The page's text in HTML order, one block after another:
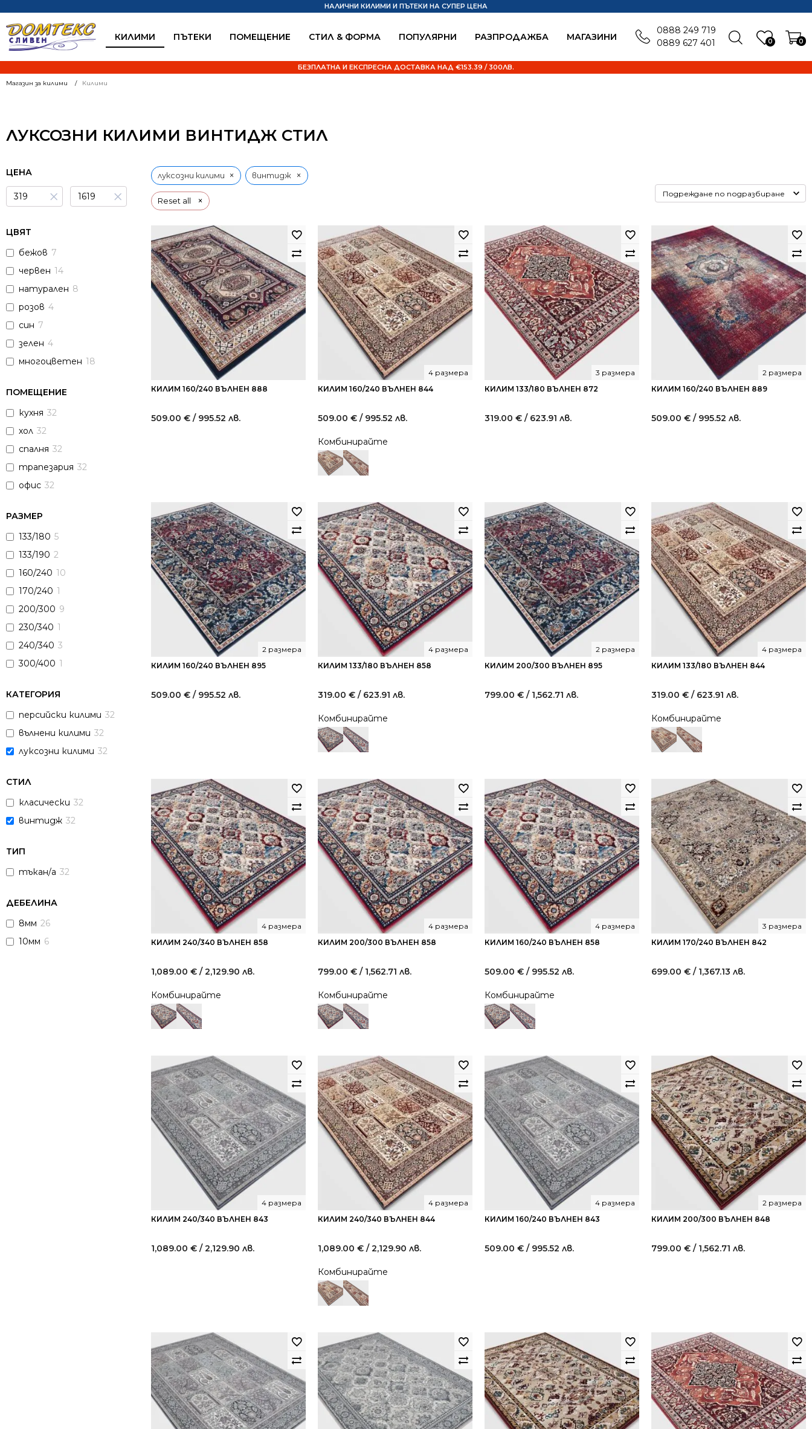
КИЛИМИ ПЪТЕКИ ПОМЕЩЕНИЕ СТИЛ & ФОРМА ПОПУЛЯРНИ РАЗПРОДАЖБА MАГАЗИНИ 0 0
НАЛИЧНИ КИЛИМИ И ПЪТЕКИ НА СУПЕР ЦЕНА
БЕЗПЛАТНА И ЕКСПРЕСНА ДОСТАВКА НАД €153.39 / 300ЛВ.
0888 249 719
0889 627 401
Магазин за килими Килими
ЛУКСОЗНИ КИЛИМИ ВИНТИДЖ СТИЛ
ЦЕНА
× ×
ЦВЯТ
бежов 7
червен 14
натурален 8
розов 4
син 7
зелен 4
многоцветен 18
ПОМЕЩЕНИЕ
кухня 32
хол 32
спалня 32
трапезария 32
офис 32
РАЗМЕР
133/180 5
133/190 2
160/240 10
170/240 1
200/300 9
230/340 1
240/340 3
300/400 1
КАТЕГОРИЯ
персийски килими 32
вълнени килими 32
луксозни килими 32
СТИЛ
класически 32
винтидж 32
ТИП
тъкан/а 32
ДЕБЕЛИНА
8мм 26
10мм 6
Reset all ×
луксозни килими × винтидж ×
КИЛИМ 160/240 ВЪЛНЕН 888
509.00 € / 995.52 лв.
КИЛИМ 160/240 ВЪЛНЕН 844
4 размера
509.00 € / 995.52 лв.
Комбинирайте
КИЛИМ 133/180 ВЪЛНЕН 872
3 размера
319.00 € / 623.91 лв.
КИЛИМ 160/240 ВЪЛНЕН 889
2 размера
509.00 € / 995.52 лв.
КИЛИМ 160/240 ВЪЛНЕН 895
2 размера
509.00 € / 995.52 лв.
КИЛИМ 133/180 ВЪЛНЕН 858
4 размера
319.00 € / 623.91 лв.
Комбинирайте
КИЛИМ 200/300 ВЪЛНЕН 895
2 размера
799.00 € / 1,562.71 лв.
КИЛИМ 133/180 ВЪЛНЕН 844
4 размера
319.00 € / 623.91 лв.
Комбинирайте
КИЛИМ 240/340 ВЪЛНЕН 858
4 размера
1,089.00 € / 2,129.90 лв.
Комбинирайте
КИЛИМ 200/300 ВЪЛНЕН 858
4 размера
799.00 € / 1,562.71 лв.
Комбинирайте
КИЛИМ 160/240 ВЪЛНЕН 858
4 размера
509.00 € / 995.52 лв.
Комбинирайте
КИЛИМ 170/240 ВЪЛНЕН 842
3 размера
699.00 € / 1,367.13 лв.
КИЛИМ 240/340 ВЪЛНЕН 843
4 размера
1,089.00 € / 2,129.90 лв.
КИЛИМ 240/340 ВЪЛНЕН 844
4 размера
1,089.00 € / 2,129.90 лв.
Комбинирайте
КИЛИМ 160/240 ВЪЛНЕН 843
4 размера
509.00 € / 995.52 лв.
КИЛИМ 200/300 ВЪЛНЕН 848
2 размера
799.00 € / 1,562.71 лв.